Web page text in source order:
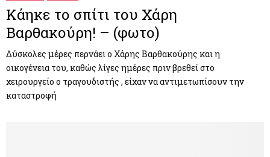
Κάηκε το σπίτι του Χάρη
Βαρθακούρη! – (φωτο)
Δύσκολες μέρες περνάει ο Χάρης Βαρθακούρης και η
οικογένεια του, καθώς λίγες ημέρες πριν βρεθεί στο
χειρουργείο ο τραγουδιστής , είχαν να αντιμετωπίσουν την
καταστροφή